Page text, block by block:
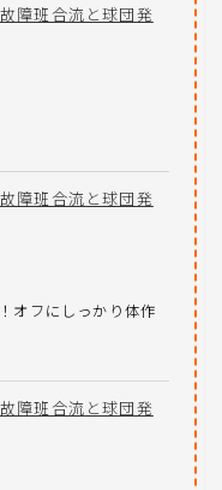
障班合流と球団発
障班合流と球団発
オフにしっかり体作
障班合流と球団発